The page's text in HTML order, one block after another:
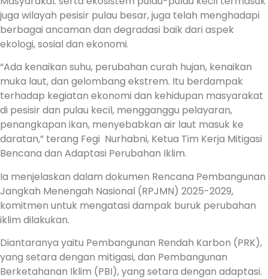
juga wilayah pesisir pulau besar, juga telah menghadapi
berbagai ancaman dan degradasi baik dari aspek
ekologi, sosial dan ekonomi.
“Ada kenaikan suhu, perubahan curah hujan, kenaikan
muka laut, dan gelombang ekstrem. Itu berdampak
terhadap kegiatan ekonomi dan kehidupan masyarakat
di pesisir dan pulau kecil, mengganggu pelayaran,
penangkapan ikan, menyebabkan air laut masuk ke
daratan,” terang Fegi Nurhabni, Ketua Tim Kerja Mitigasi
Bencana dan Adaptasi Perubahan Iklim.
Ia menjelaskan dalam dokumen Rencana Pembangunan
Jangkah Menengah Nasional (RPJMN) 2025-2029,
komitmen untuk mengatasi dampak buruk perubahan
iklim dilakukan.
Diantaranya yaitu Pembangunan Rendah Karbon (PRK),
yang setara dengan mitigasi, dan Pembangunan
Berketahanan Iklim (PBI), yang setara dengan adaptasi.